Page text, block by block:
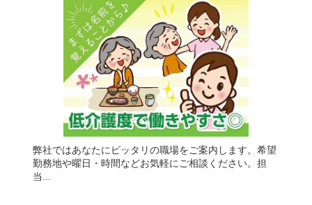
弊社ではあなたにピッタリの職場をご案内します。希望
勤務地や曜日・時間などお気軽にご相談ください。担
当...